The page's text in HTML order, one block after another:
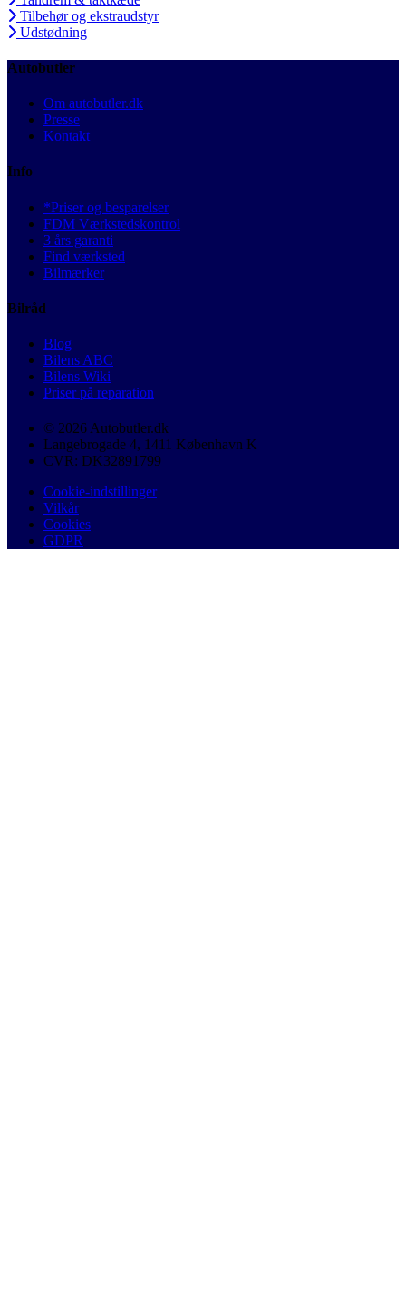
Tilbehør og ekstraudstyr
Udstødning
Autobutler
Om autobutler.dk
Presse
Kontakt
Info
*Priser og besparelser
FDM Værkstedskontrol
3 års garanti
Find værksted
Bilmærker
Bilråd
Blog
Bilens ABC
Bilens Wiki
Priser på reparation
© 2026 Autobutler.dk
Langebrogade 4, 1411 København K
CVR: DK32891799
Cookie-indstillinger
Vilkår
Cookies
GDPR